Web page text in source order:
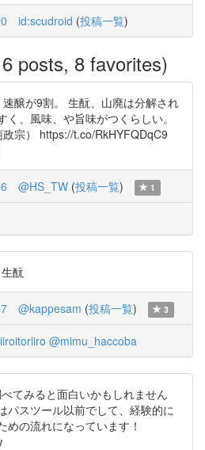
id:scudroid (投稿一覧)
posts, 8 favorites)
醸が9割。 生酛、山廃は分解され
、風味、や旨味がつくらしい。
宗） https://t.co/RkHYFQDqC9
@HS_TW (投稿一覧) 1
酛
@kappesam (投稿一覧) 3
@mimu_haccoba
てみると面白いかもしれません
パスツール以前でして、経験的に
の流れになっています！